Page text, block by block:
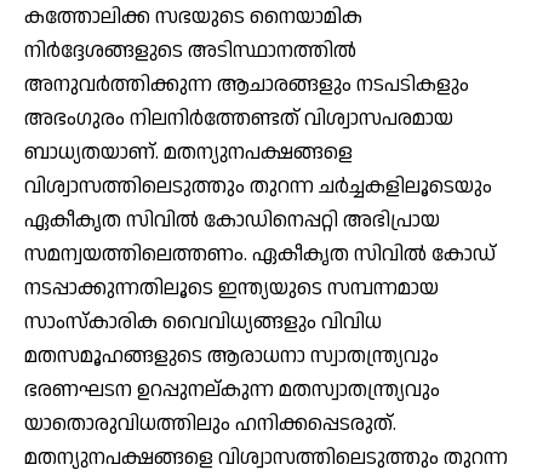
കത്തോലിക്ക സഭയുടെ നൈയാമിക
നിര്‍ദ്ദേശങ്ങളുടെ അടിസ്ഥാനത്തില്‍
അനുവര്‍ത്തിക്കുന്ന ആചാരങ്ങളും നടപടികളും
അഭംഗുരം നിലനിര്‍ത്തേണ്ടത് വിശ്വാസപരമായ
ബാധ്യതയാണ്. മതന്യുനപക്ഷങ്ങളെ
വിശ്വാസത്തിലെടുത്തും തുറന്ന ചര്‍ച്ചകളിലൂടെയും
ഏകീകൃത സിവില്‍ കോഡിനെപ്പറ്റി അഭിപ്രായ
സമന്വയത്തിലെത്തണം. ഏകീകൃത സിവില്‍ കോഡ്
നടപ്പാക്കുന്നതിലൂടെ ഇന്ത്യയുടെ സമ്പന്നമായ
സാംസ്‌കാരിക വൈവിധ്യങ്ങളും വിവിധ
മതസമൂഹങ്ങളുടെ ആരാധനാ സ്വാതന്ത്ര്യവും
ഭരണഘടന ഉറപ്പുനല്കുന്ന മതസ്വാതന്ത്ര്യവും
യാതൊരുവിധത്തിലും ഹനിക്കപ്പെടരുത്.
മതന്യുനപക്ഷങ്ങളെ വിശ്വാസത്തിലെടുത്തും തുറന്ന